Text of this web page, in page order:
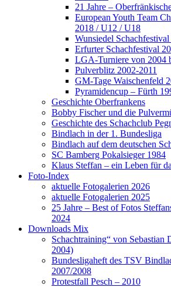
21 Jahre –
European Youth Team
2018 / U12 / U18
Wunsiedel
Erfurter Schachfestival
LGA-Turniere von 2004
Pulverblitz 2002-2011
GM-Tage Waischenfeld
Pyramidencup – Fürth
Geschichte Oberfrankens
Bobby Fischer und die
Geschichte des Schachclub
Bindlach in der 1. Bundesliga
Bindlach auf dem deutschen
SC Bamberg Pokalsieger 1984
Klaus Steffan – ein Leben für
Foto-Index
aktuelle Fotogalerien 2026
aktuelle Fotogalerien 2025
25 Jahre – Best of Fotos
2024
Downloads Mix
Schachtraining“ von Sebastian
2004)
Bundesligaheft des TSV
2007/2008
Protestfall Pesch – 2010